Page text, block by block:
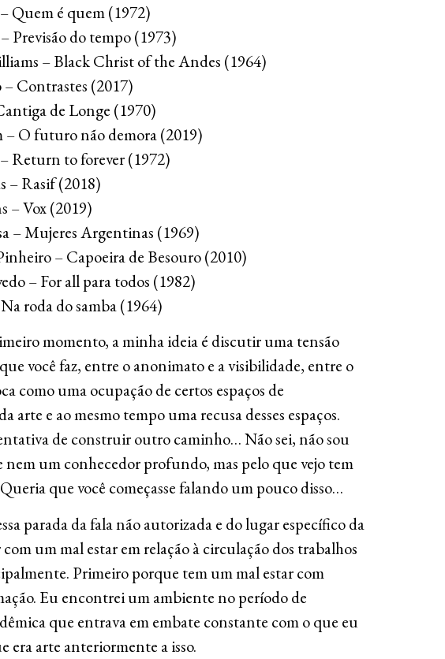
Quem é quem (1972)
Previsão do tempo (1973)
– Black Christ of the Andes (1964)
– Contrastes (2017)
de Longe (1970)
– O futuro não demora (2019)
Return to forever (1972)
– Rasif (2018)
– Vox (2019)
– Mujeres Argentinas (1969)
– Capoeira de Besouro (2010)
– For all para todos (1982)
roda do samba (1964)
momento, a minha ideia é discutir uma tensão
você faz, entre o anonimato e a visibilidade, entre o
como uma ocupação de certos espaços de
arte e ao mesmo tempo uma recusa desses espaços.
de construir outro caminho… Não sei, não sou
nem um conhecedor profundo, mas pelo que vejo tem
Queria que você começasse falando um pouco disso…
parada da fala não autorizada e do lugar específico da
com um mal estar em relação à circulação dos trabalhos
Primeiro porque tem um mal estar com
Eu encontrei um ambiente no período de
que entrava em embate constante com o que eu
era arte anteriormente a isso.